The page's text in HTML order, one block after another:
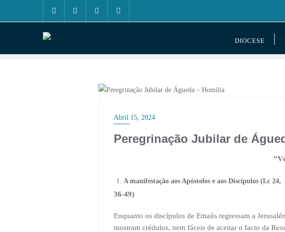
DIOCESE
Abril 15, 2024
Peregrinação Jubilar de
A manifestação aos Apóstolos e aos Discípulos (Lc 24,
36-49)
Enquanto os discípulos de Emaús regressam a
mostram crédulos, nem fáceis de aceitar o facto da